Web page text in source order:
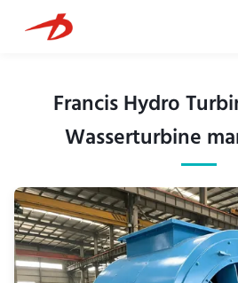
Francis Hydro
Wasserturbine